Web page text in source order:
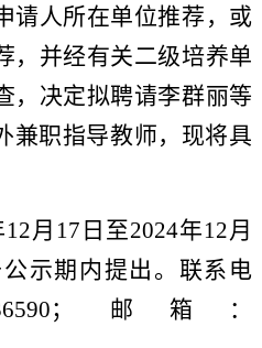
请人所在单位推荐，或
，并经有关二级培养单
，决定拟聘请李群丽等
兼职指导教师， 现将具
12月 17 日至2024年12月
示期内提出 。联系电
；邮箱：